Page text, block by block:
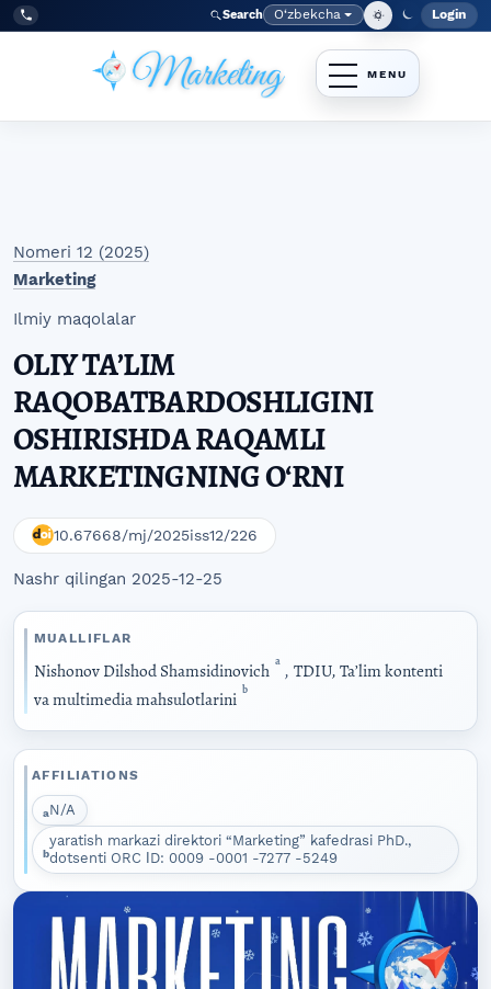
Skip to main navigation menu
Skip to main content
Skip to site footer
Tel:
+998977838464 Search Language
O‘zbekcha Login
Nomeri 12 (2025)
Marketing
Ilmiy maqolalar
OLIY TAʼLIM
RAQOBATBARDOSHLIGINI
OSHIRISHDA RAQAMLI
MARKETINGNING OʻRNI
10.67668/mj/2025iss12/226
Nashr qilingan 2025-12-25
MUALLIFLAR
Nishonov Dilshod Shamsidinovich a , TDIU, Taʼlim kontenti
va multimedia mahsulotlarini b
AFFILIATIONS
aN/A
b
yaratish markazi direktori “Marketing” kafedrasi PhD.,
dotsenti ORC ІD: 0009 -0001 -7277 -5249